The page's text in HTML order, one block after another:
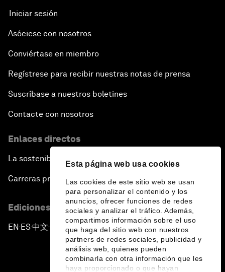
Esta página web usa cookies
Las cookies de este sitio web se usan
para personalizar el contenido y los
anuncios, ofrecer funciones de redes
sociales y analizar el tráfico. Además,
compartimos información sobre el uso
que haga del sitio web con nuestros
partners de redes sociales, publicidad y
análisis web, quienes pueden
combinarla con otra información que les
haya proporcionado o que hayan
Iniciar sesión
Asóciese con nosotros
Conviértase en miembro
Regístrese para recibir nuestras notas de prensa
Suscríbase a nuestros boletines
Contacte con nosotros
Enlaces directos
La sostenibilidad en el Foro
Carreras profesionales
Ediciones en otros idiomas
EN ▪ ES▪中文▪ 日本語